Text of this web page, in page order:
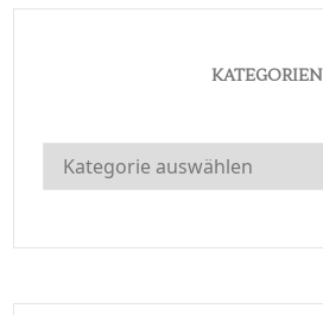
KATEGORIEN
Kategorien